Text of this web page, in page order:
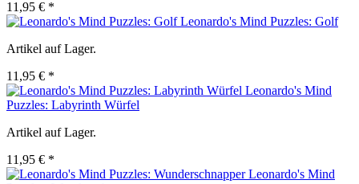
11,95 € *
Leonardo's Mind Puzzles: Golf
Artikel auf Lager.
11,95 € *
Leonardo's Mind
Puzzles: Labyrinth Würfel
Artikel auf Lager.
11,95 € *
Leonardo's Mind